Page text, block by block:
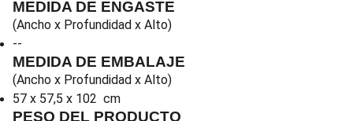
MEDIDA DE ENGASTE
(Ancho x Profundidad x Alto)
--
MEDIDA DE EMBALAJE
(Ancho x Profundidad x Alto)
57 x 57,5 x 102 cm
PESO DEL PRODUCTO